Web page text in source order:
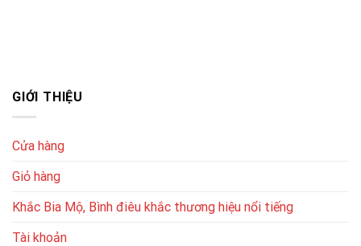
GIỚI THIỆU
Cửa hàng
Giỏ hàng
Khắc Bia Mộ, Bình điêu khắc thương hiệu nổi tiếng
Tài khoản